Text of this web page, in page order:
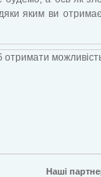
яким ви
отримати
Наші